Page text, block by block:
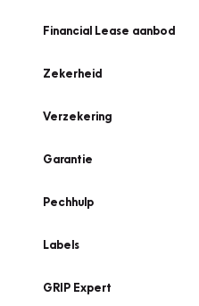
Financial Lease aanbod
Zekerheid
Verzekering
Garantie
Pechhulp
Labels
GRIP Expert